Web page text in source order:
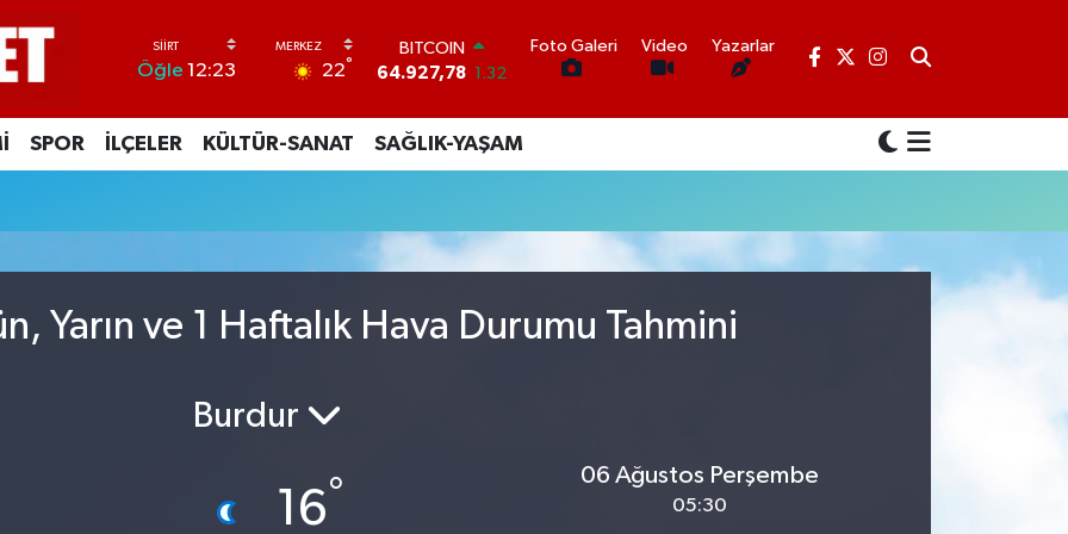
Öğle 12:23 22°
BITCOIN
64.927,78 1.32
47,5971 0.05
EURO
55,1336 0.18
GRAM ALTIN
6527.85 0.54
13.703
11
Foto Galeri Video Yazarlar
SPOR İLÇELER KÜLTÜR-SANAT SAĞLIK-YAŞAM
Yarın ve 1 Haftalık Hava Durumu Tahmini
Burdur
16°
06 Ağustos Perşembe
05:30